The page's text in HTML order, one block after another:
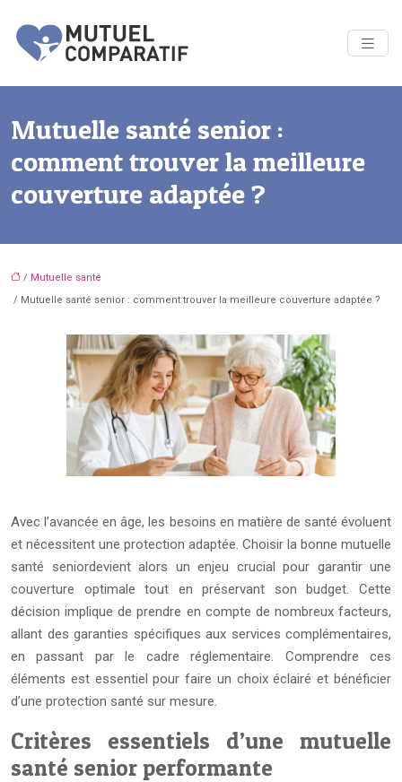
Mutuelle santé senior :
comment trouver la meilleure
couverture adaptée ?
/ Mutuelle santé
/ Mutuelle santé senior : comment trouver la meilleure couverture adaptée ?
Avec l’avancée en âge, les besoins en matière de santé évoluent
et nécessitent une protection adaptée. Choisir la bonne mutuelle
santé seniordevient alors un enjeu crucial pour garantir une
couverture optimale tout en préservant son budget. Cette
décision implique de prendre en compte de nombreux facteurs,
allant des garanties spécifiques aux services complémentaires,
en passant par le cadre réglementaire. Comprendre ces
éléments est essentiel pour faire un choix éclairé et bénéficier
d’une protection santé sur mesure.
Critères essentiels d’une mutuelle
santé senior performante